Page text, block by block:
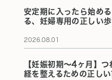
安定期に入ったら始め
る、妊婦専用の正しい
2026.08.01
【妊娠初期〜4ヶ月】
経を整えるための正し